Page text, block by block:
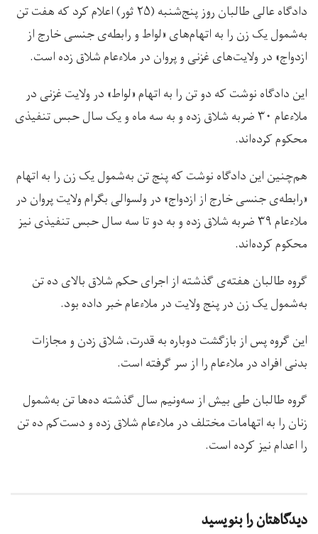
دادگاه عالی طالبان روز پنج‌شنبه (۲۵ ثور) اعلام کرد که هفت تن
به‌شمول یک زن را به‌ اتهام‌های «لواط و رابطه‌ی جنسی خارج از
ازدواج» در ولایت‌های غزنی و پروان در ملاءعام شلاق زده است.
این دادگاه نوشت که دو تن را به اتهام «لواط» در ولایت غزنی در
ملاءعام ۳۰ ضربه شلاق زده و به سه ماه و یک سال حبس تنفیذی
محکوم کرده‌اند.
هم‌چنین این دادگاه نوشت که پنج تن به‌شمول یک زن را به اتهام
«رابطه‌ی جنسی خارج از ازدواج» در ولسوالی بگرام ولایت پروان در
ملاءعام ۳۹ ضربه شلاق زده و به دو تا سه سال حبس تنفيذی نیز
محکوم کرده‌اند.
گروه طالبان هفته‌ی گذشته از اجرای حکم شلاق بالای ده تن
به‌شمول يک زن در پنج ولایت در ملاءعام خبر داده بود.
این گروه پس از بازگشت دوباره به قدرت، شلاق زدن و مجازات
بدنی افراد در ملاءعام را از سر گرفته است.
گروه طالبان طی بیش از سه‌ونیم سال گذشته ده‌ها تن به‌شمول
زنان را به اتهامات مختلف در ملاءعام شلاق زده و دست‌کم ده تن
را اعدام نیز کرده است.
دیدگاهتان را بنویسید